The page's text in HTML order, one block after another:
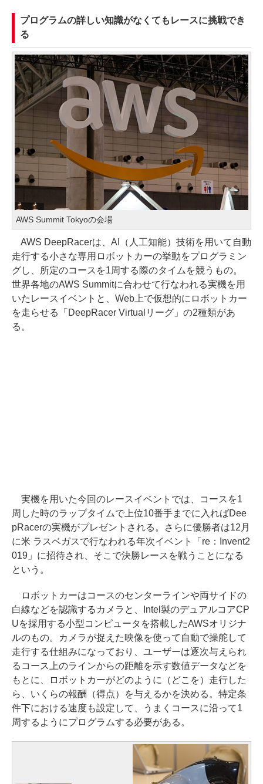
プログラムの詳しい知識がなくてもレースに挑戦でき
る
AWS Summit Tokyoの会場
AWS DeepRacerは、AI（人工知能）技術を用いて自動
走行する小さな専用ロボットカーの挙動をプログラミン
グし、所定のコースを1周する際のタイムを競うもの。
世界各地のAWS Summitに合わせて行なわれる実機を用
いたレースイベントと、Web上で仮想的にロボットカー
を走らせる「DeepRacer Virtualリーグ」の2種類があ
る。
実機を用いた今回のレースイベントでは、コースを1
周した時のラップタイムで上位10番手までに入ればDee
pRacerの実機がプレゼントされる。さらに優勝者は12月
に米 ラスベガスで行なわれる年次イベント「re：Invent2
019」に招待され、そこで決勝レースを戦うことになる
という。
ロボットカーはコースのセンターラインや両サイドの
白線などを認識するカメラと、Intel製のデュアルコアCP
Uを採用する小型コンピュータを搭載したAWSオリジナ
ルのもの。カメラが捉えた映像を使って自動で操舵して
走行する仕組みになっており、ユーザーは逐次与えられ
るコース上のラインからの距離を示す数値データなどを
もとに、ロボットカーがどのように（どこを）走行した
ら、いくらの報酬（得点）を与えるかを決める。特定条
件下における速度も設定して、うまくコースに沿って1
周するようにプログラムする必要がある。